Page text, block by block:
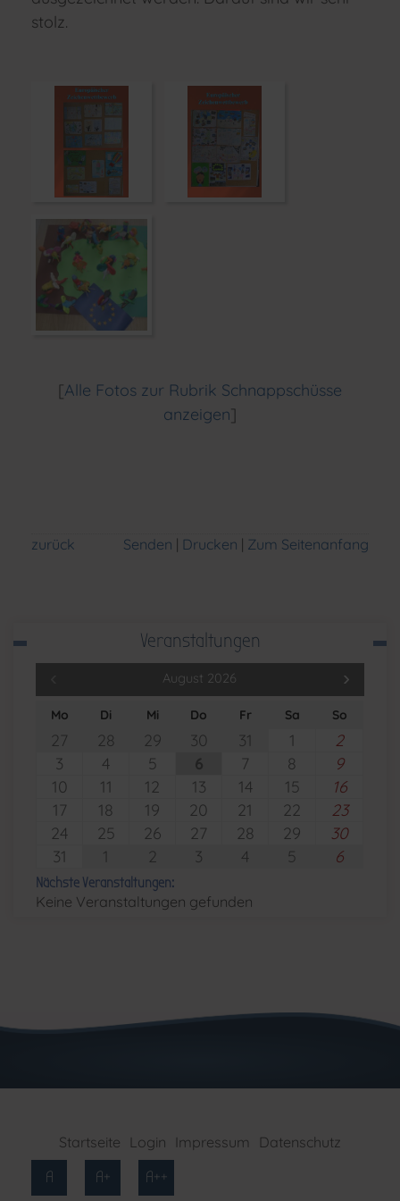
stolz.
[Alle Fotos zur Rubrik Schnappschüsse
anzeigen]
zurück Senden Drucken Zum Seitenanfang
Veranstaltungen
August 2026
Mo Di Mi Do Fr Sa So
27 28 29 30 31 1
2
3
4 5 6 7 8
9
10
11 12 13 14 15
16
17
18 19 20 21 22
23
24
25 26 27 28 29
30
31
1 2 3 4 5 6
Nächste Veranstaltungen:
Keine Veranstaltungen gefunden
Startseite Login Impressum Datenschutz
A A+ A++